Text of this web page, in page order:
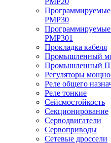
Программируемые
PMP30
Программируемые
PMP301
Прокладка кабеля
Промышленный
Промышленный
Регуляторы
Реле общего
Реле тонкие
Сейсмостойкость
Секционирование
Серводвигатели
Сервоприводы
Сетевые дроссели